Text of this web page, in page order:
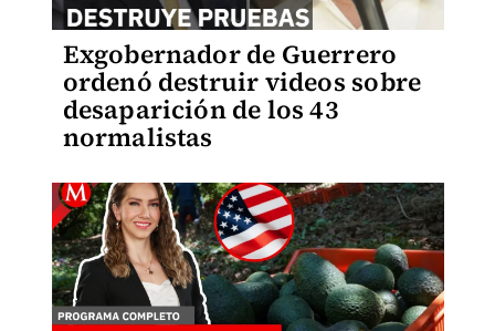
Exgobernador de Guerrero
ordenó destruir videos sobre
desaparición de los 43
normalistas